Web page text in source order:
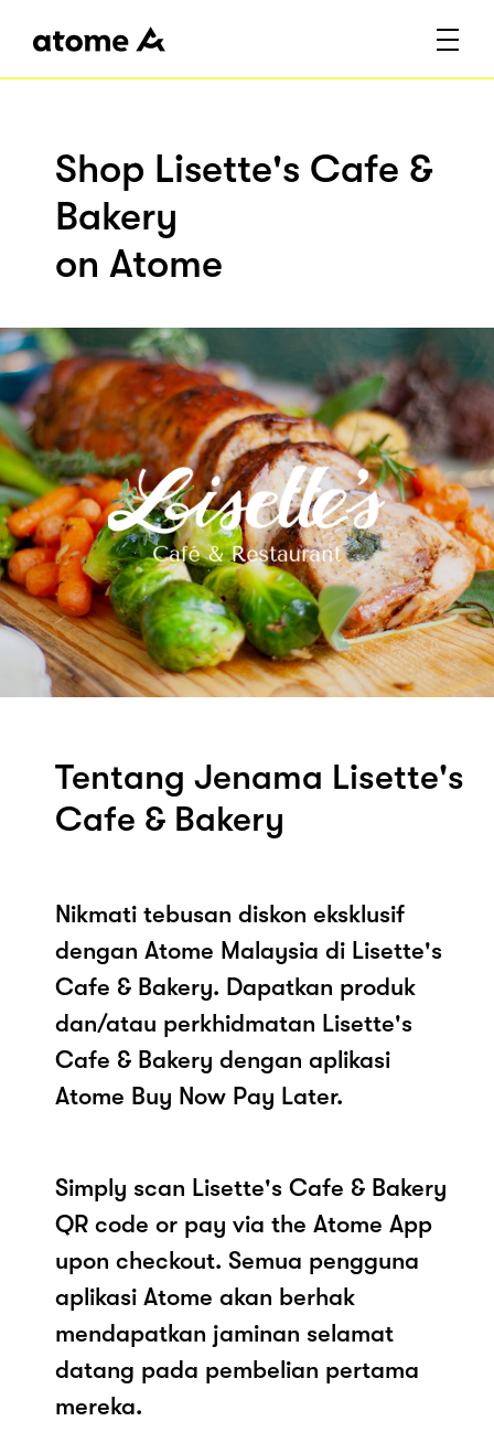
Shop Lisette's Cafe &
Bakery
on Atome
Tentang Jenama Lisette's
Cafe & Bakery
Nikmati tebusan diskon eksklusif
dengan Atome Malaysia di Lisette's
Cafe & Bakery. Dapatkan produk
dan/atau perkhidmatan Lisette's
Cafe & Bakery dengan aplikasi
Atome Buy Now Pay Later.
Simply scan Lisette's Cafe & Bakery
QR code or pay via the Atome App
upon checkout. Semua pengguna
aplikasi Atome akan berhak
mendapatkan jaminan selamat
datang pada pembelian pertama
mereka.